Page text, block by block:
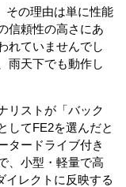
その理由は単に性能
信頼性の高さにあ
れていませんでし
雨天下でも動作し
リストが「バック
してFE2を選んだと
タードライブ付き
、小型・軽量で高
イレクトに反映する